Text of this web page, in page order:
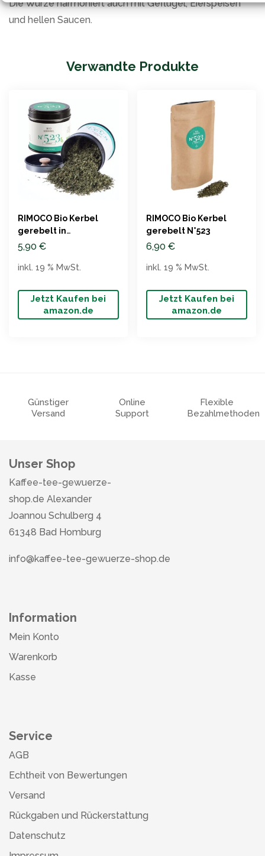
Die Würze harmoniert auch mit Geflügel, Eierspeisen
und hellen Saucen.
Verwandte Produkte
RIMOCO Bio Kerbel
gerebelt in
Gewürzdose
5,90 €
Jetzt Kaufen bei
amazon.de
inkl. 19 % MwSt.
RIMOCO Bio Kerbel
gerebelt N°523
6,90 €
Jetzt Kaufen bei
amazon.de
inkl. 19 % MwSt.
Günstiger
Versand
Online
Support
Flexible
Bezahlmethoden
Unser Shop
Kaffee-tee-gewuerze-
shop.de Alexander
Joannou Schulberg 4
61348 Bad Homburg
info@kaffee-tee-gewuerze-shop.de
Information
Mein Konto
Warenkorb
Kasse
Service
AGB
Echtheit von Bewertungen
Versand
Rückgaben und Rückerstattung
Datenschutz